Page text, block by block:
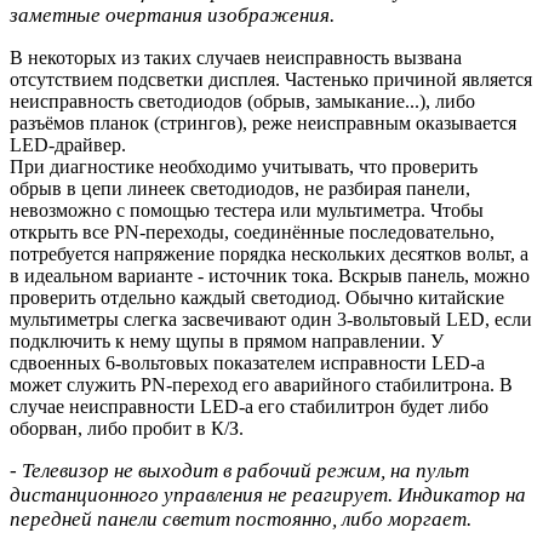
заметные очертания изображения.
В некоторых из таких случаев неисправность вызвана
отсутствием подсветки дисплея. Частенько причиной является
неисправность светодиодов (обрыв, замыкание...), либо
разъёмов планок (стрингов), реже неисправным оказывается
LED-драйвер.
При диагностике необходимо учитывать, что проверить
обрыв в цепи линеек светодиодов, не разбирая панели,
невозможно с помощью тестера или мультиметра. Чтобы
открыть все PN-переходы, соединённые последовательно,
потребуется напряжение порядка нескольких десятков вольт, а
в идеальном варианте - источник тока. Вскрыв панель, можно
проверить отдельно каждый светодиод. Обычно китайские
мультиметры слегка засвечивают один 3-вольтовый LED, если
подключить к нему щупы в прямом направлении. У
сдвоенных 6-вольтовых показателем исправности LED-а
может служить PN-переход его аварийного стабилитрона. В
случае неисправности LED-а его стабилитрон будет либо
оборван, либо пробит в К/З.
- Телевизор не выходит в рабочий режим, на пульт
дистанционного управления не реагирует. Индикатор на
передней панели светит постоянно, либо моргает.